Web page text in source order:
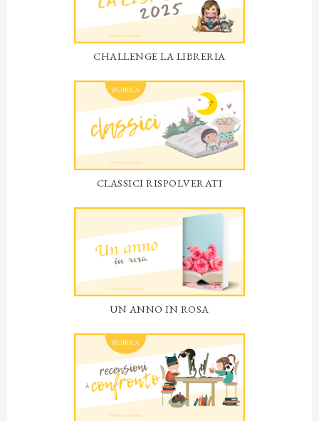
CHALLENGE LA LIBRERIA
CLASSICI RISPOLVERATI
UN ANNO IN ROSA